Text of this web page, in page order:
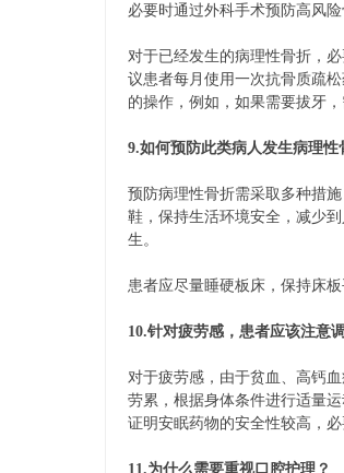
必要时通过外科手术预防高风险
对于已经发生的病理性骨折，
议患者每月使用一次抗骨质疏
的操作，例如，如果需要拔牙，
9.如何预防此类病人发生病理性
预防病理性骨折需采取多种措
鞋，保持生活环境安全，减少
生。
患者应尽量睡硬板床，保持床
10.针对疲劳感，患者应该注意
对于疲劳感，由于贫血、高钙
劳累，根据身体条件进行适量
证明安眠药物的安全性较高，必
11.为什么需要重视口腔护理？